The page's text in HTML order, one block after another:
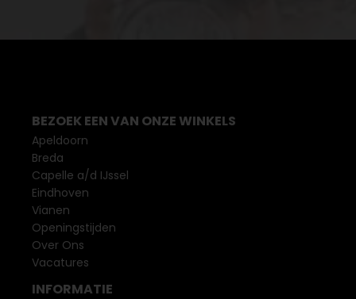
BEZOEK EEN VAN ONZE WINKELS
Apeldoorn
Breda
Capelle a/d IJssel
Eindhoven
Vianen
Openingstijden
Over Ons
Vacatures
INFORMATIE